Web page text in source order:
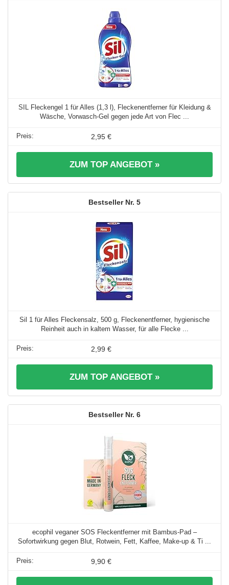
SIL Fleckengel 1 für Alles (1,3 l), Fleckenentferner für Kleidung &
Wäsche, Vorwasch-Gel gegen jede Art von Flec ...
2,95 €
ZUM TOP ANGEBOT »
5
Sil 1 für Alles Fleckensalz, 500 g, Fleckenentferner, hygienische
Reinheit auch in kaltem Wasser, für alle Flecke ...
2,99 €
ZUM TOP ANGEBOT »
6
ecophil veganer SOS Fleckentferner mit Bambus-Pad –
Sofortwirkung gegen Blut, Rotwein, Fett, Kaffee, Make-up & Ti ...
9,90 €